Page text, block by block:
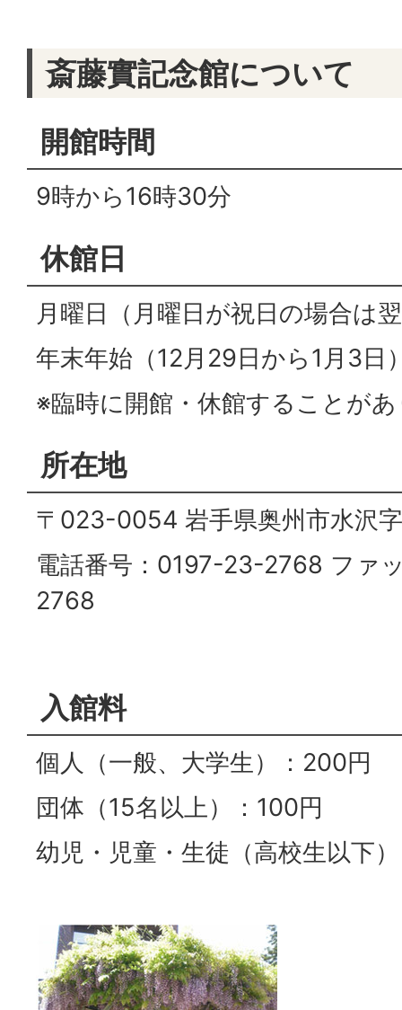
斎藤實記念館について
開館時間
9時から16時30分
休館日
月曜日（月曜日が祝日の場合は
年末年始（12月29日から1月3日
※臨時に開館・休館することが
所在地
〒023-0054 岩手県奥州市水沢
電話番号：0197-23-2768 ファ
2768
入館料
個人（一般、大学生）：200円
団体（15名以上）：100円
幼児・児童・生徒（高校生以下